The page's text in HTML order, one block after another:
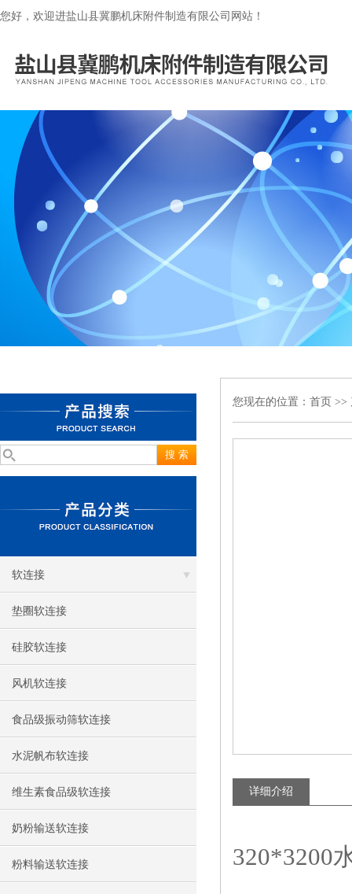
您好，欢迎进盐山县冀鹏机床附件制造有限公司网站！
软连接
垫圈软连接
硅胶软连接
风机软连接
食品级振动筛软连接
水泥帆布软连接
维生素食品级软连接
奶粉输送软连接
粉料输送软连接
您现在的位置： 首页 >>
详细介绍
320*3200